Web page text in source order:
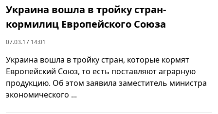
Украина вошла в тройку стран-
кормилиц Европейского Союза
07.03.17 14:01
Украина вошла в тройку стран, которые кормят
Европейский Союз, то есть поставляют аграрную
продукцию. Об этом заявила заместитель министра
экономического ...